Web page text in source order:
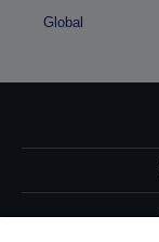
Global